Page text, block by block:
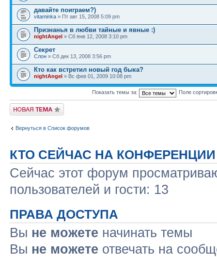
давайте поиграем?)
vitaminka » Пт авг 15, 2008 5:09 pm
Признанья в любви тайные и явные :)
nightAngel » Сб янв 12, 2008 3:10 pm
Секрет
Слон » Сб дек 13, 2008 3:56 pm
Кто как встретил новый год быка?
nightAngel » Вс фев 01, 2009 10:08 pm
Показать темы за: Поле
Новая тема
Вернуться в Список форумов
КТО СЕЙЧАС НА КОНФЕРЕНЦИИ
Сейчас этот форум
пользователей и гости: 13
ПРАВА ДОСТУПА
Вы не можете начинать темы
Вы не можете отвечать на